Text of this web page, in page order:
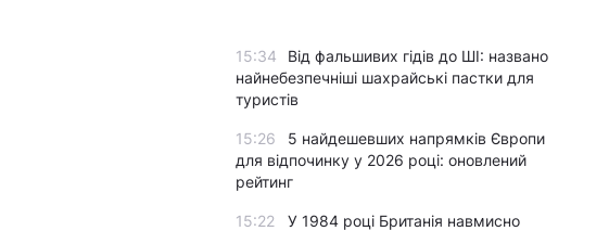
15:34
Від фальшивих гідів до ШІ: названо
найнебезпечніші шахрайські пастки для
туристів
15:26
5 найдешевших напрямків Європи
для відпочинку у 2026 році: оновлений
рейтинг
15:22
У 1984 році Британія навмисно